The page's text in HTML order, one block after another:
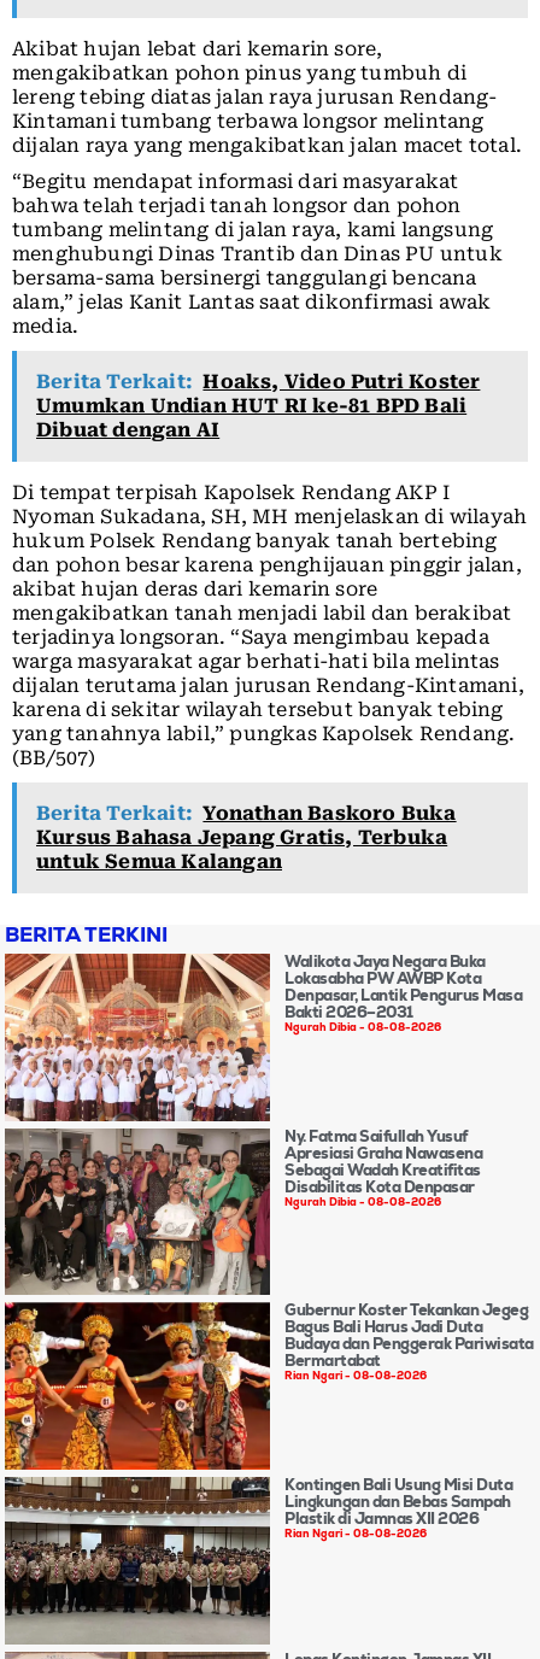
Akibat hujan lebat dari kemarin sore,
mengakibatkan pohon pinus yang tumbuh di
lereng tebing diatas jalan raya jurusan Rendang-
Kintamani tumbang terbawa longsor melintang
dijalan raya yang mengakibatkan jalan macet total.
“Begitu mendapat informasi dari masyarakat
bahwa telah terjadi tanah longsor dan pohon
tumbang melintang di jalan raya, kami langsung
menghubungi Dinas Trantib dan Dinas PU untuk
bersama-sama bersinergi tanggulangi bencana
alam,” jelas Kanit Lantas saat dikonfirmasi awak
media.
Berita Terkait: Hoaks, Video Putri Koster
Umumkan Undian HUT RI ke-81 BPD Bali
Dibuat dengan AI
Di tempat terpisah Kapolsek Rendang AKP I
Nyoman Sukadana, SH, MH menjelaskan di wilayah
hukum Polsek Rendang banyak tanah bertebing
dan pohon besar karena penghijauan pinggir jalan,
akibat hujan deras dari kemarin sore
mengakibatkan tanah menjadi labil dan berakibat
terjadinya longsoran. “Saya mengimbau kepada
warga masyarakat agar berhati-hati bila melintas
dijalan terutama jalan jurusan Rendang-Kintamani,
karena di sekitar wilayah tersebut banyak tebing
yang tanahnya labil,” pungkas Kapolsek Rendang.
(BB/507)
Berita Terkait: Yonathan Baskoro Buka
Kursus Bahasa Jepang Gratis, Terbuka
untuk Semua Kalangan
BERITA TERKINI
Walikota Jaya Negara Buka
Lokasabha PW AWBP Kota
Denpasar, Lantik Pengurus Masa
Bakti 2026–2031
Ngurah Dibia 08-08-2026
Ny. Fatma Saifullah Yusuf
Apresiasi Graha Nawasena
Sebagai Wadah Kreatifitas
Disabilitas Kota Denpasar
Ngurah Dibia 08-08-2026
Gubernur Koster Tekankan Jegeg
Bagus Bali Harus Jadi Duta
Budaya dan Penggerak Pariwisata
Bermartabat
Rian Ngari 08-08-2026
Kontingen Bali Usung Misi Duta
Lingkungan dan Bebas Sampah
Plastik di Jamnas XII 2026
Rian Ngari 08-08-2026